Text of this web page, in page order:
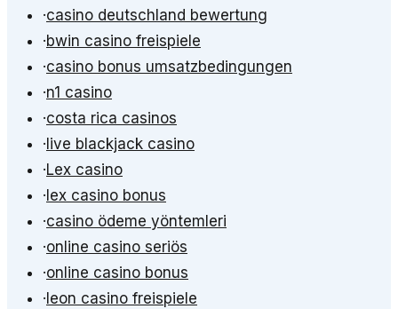
·casino deutschland bewertung
·bwin casino freispiele
·casino bonus umsatzbedingungen
·n1 casino
·costa rica casinos
· live blackjack casino
·Lex casino
· lex casino bonus
·casino ödeme yöntemleri
·online casino seriös
·online casino bonus
· leon casino freispiele